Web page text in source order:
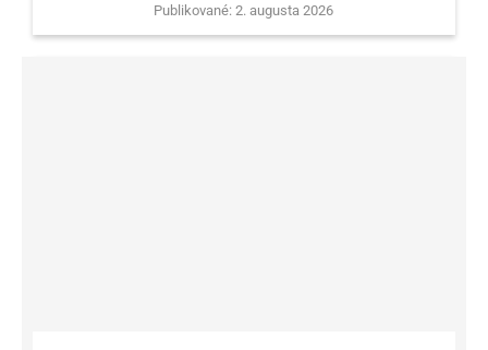
Publikované: 2. augusta 2026